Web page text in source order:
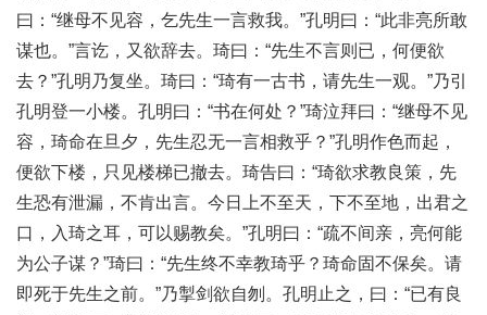
曰：“继母不见容，乞先生一言救我。”孔明曰：“此非亮所敢
谋也。”言讫，又欲辞去。琦曰：“先生不言则已，何便欲
去？”孔明乃复坐。琦曰：“琦有一古书，请先生一观。”乃引
孔明登一小楼。孔明曰：“书在何处？”琦泣拜曰：“继母不见
容，琦命在旦夕，先生忍无一言相救乎？”孔明作色而起，
便欲下楼，只见楼梯已撤去。琦告曰：“琦欲求教良策，先
生恐有泄漏，不肯出言。今日上不至天，下不至地，出君之
口，入琦之耳，可以赐教矣。”孔明曰：“疏不间亲，亮何能
为公子谋？”琦曰：“先生终不幸教琦乎？琦命固不保矣。请
即死于先生之前。”乃掣剑欲自刎。孔明止之，曰：“已有良